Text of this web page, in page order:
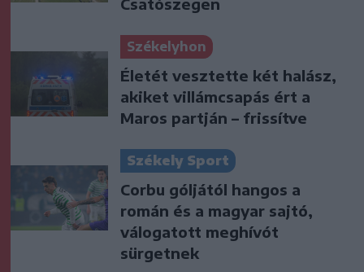
Csatószegen
Székelyhon
Életét vesztette két halász,
akiket villámcsapás ért a
Maros partján – frissítve
Székely Sport
Corbu góljától hangos a
román és a magyar sajtó,
válogatott meghívót
sürgetnek